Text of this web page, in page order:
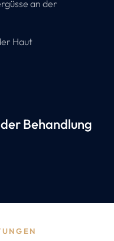
an der
Haut
Behandlung